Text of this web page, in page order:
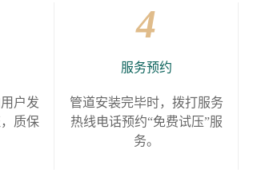
户发
质保
4
服务预约
管道安装完毕时，拨打服务
热线电话预约“免费试压”服
务。